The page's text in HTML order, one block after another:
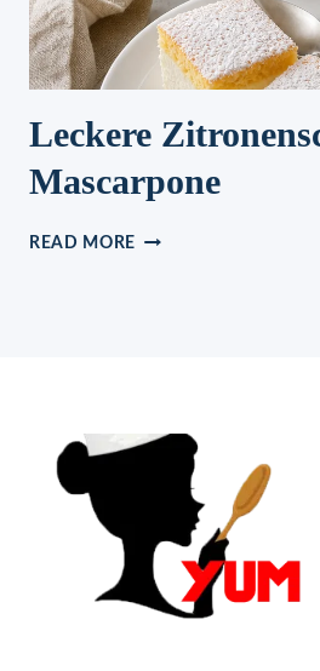
Leckere
Mascarpone
READ MORE LECKERE